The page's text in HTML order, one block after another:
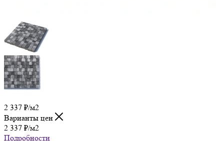
2 337 ₽/м2
Варианты цен
2 337 ₽/м2
Подробности